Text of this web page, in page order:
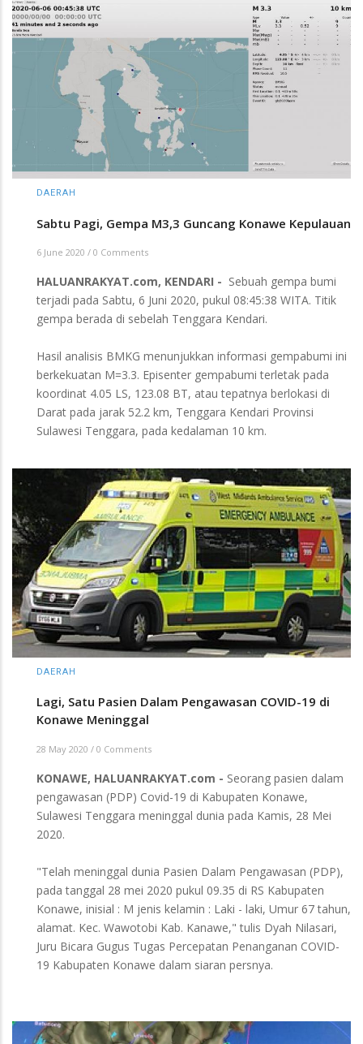
DAERAH
Sabtu Pagi, Gempa M3,3 Guncang Konawe Kepulauan
6 June 2020 / 0 Comments
HALUANRAKYAT.com, KENDARI - Sebuah gempa bumi
terjadi pada Sabtu, 6 Juni 2020, pukul 08:45:38 WITA. Titik
gempa berada di sebelah Tenggara Kendari.
Hasil analisis BMKG menunjukkan informasi gempabumi ini
berkekuatan M=3.3. Episenter gempabumi terletak pada
koordinat 4.05 LS, 123.08 BT, atau tepatnya berlokasi di
Darat pada jarak 52.2 km, Tenggara Kendari Provinsi
Sulawesi Tenggara, pada kedalaman 10 km.
DAERAH
Lagi, Satu Pasien Dalam Pengawasan COVID-19 di
Konawe Meninggal
28 May 2020 / 0 Comments
KONAWE, HALUANRAKYAT.com - Seorang pasien dalam
pengawasan (PDP) Covid-19 di Kabupaten Konawe,
Sulawesi Tenggara meninggal dunia pada Kamis, 28 Mei
2020.
"Telah meninggal dunia Pasien Dalam Pengawasan (PDP),
pada tanggal 28 mei 2020 pukul 09.35 di RS Kabupaten
Konawe, inisial : M jenis kelamin : Laki - laki, Umur 67 tahun,
alamat. Kec. Wawotobi Kab. Kanawe," tulis Dyah Nilasari,
Juru Bicara Gugus Tugas Percepatan Penanganan COVID-
19 Kabupaten Konawe dalam siaran persnya.